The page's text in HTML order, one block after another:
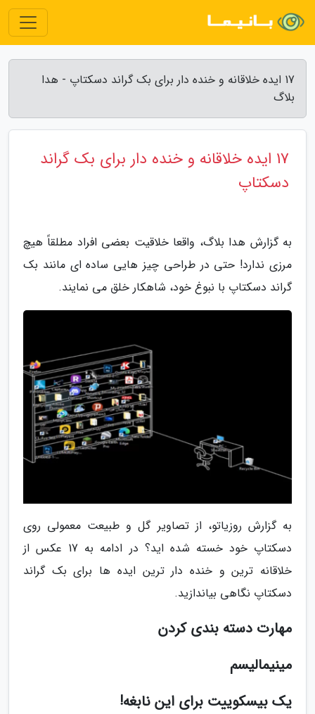
17 ایده خلاقانه و خنده دار برای بک گراند دسکتاپ - هدا
بلاگ
17 ایده خلاقانه و خنده دار برای بک گراند
دسکتاپ
به گزارش هدا بلاگ، واقعا خلاقیت بعضی افراد مطلقاً هیچ
مرزی ندارد! حتی در طراحی چیز هایی ساده ای مانند بک
گراند دسکتاپ با نبوغ خود، شاهکار خلق می نمایند.
به گزارش روزیاتو، از تصاویر گل و طبیعت معمولی روی
دسکتاپ خود خسته شده اید؟ در ادامه به 17 عکس از
خلاقانه ترین و خنده دار ترین ایده ها برای بک گراند
دسکتاپ نگاهی بیاندازید.
مهارت دسته بندی کردن
مینیمالیسم
یک بیسکوییت برای این نابغه!